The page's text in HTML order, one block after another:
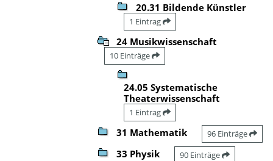
20.31 Bildende Künstler
1 Eintrag
24 Musikwissenschaft
10 Einträge
24.05 Systematische
Theaterwissenschaft
1 Eintrag
31 Mathematik 96 Einträge
33 Physik 90 Einträge